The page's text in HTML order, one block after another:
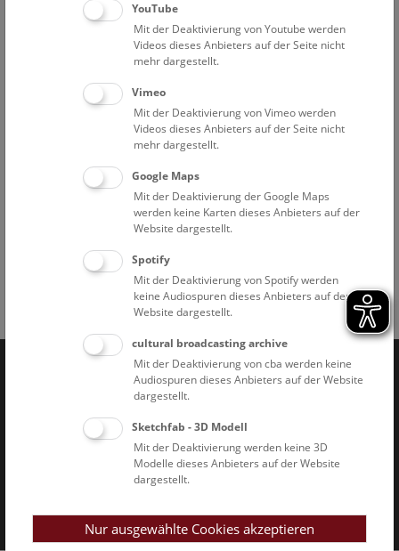
Mittwoch um 11, 13 und 15 Uhr
Donnerstag um 11, 13 und 15 Uhr
Freitag um 11, 13 und 15 Uhr
Samstag um 11, 14 und 15 Uhr
im Narrenturm (Spitalgasse 2, 1090 Wien)
Die Schausammlung kann selbstständig besichtigt werden.
Der Zugang ist barrierefrei.
Follow us on Facebook
Bluesky Google
Naturhistorisches Museum Wien © 2026
Impressum & AGB
Datenschutz
Barrierefreiheitserklärung
Cookies
YouTube
Mit der Deaktivierung von Youtube werden
Videos dieses Anbieters auf der Seite nicht
mehr dargestellt.
Vimeo
Mit der Deaktivierung von Vimeo werden
Videos dieses Anbieters auf der Seite nicht
mehr dargestellt.
Google Maps
Mit der Deaktivierung der Google Maps
werden keine Karten dieses Anbieters auf der
Website dargestellt.
Spotify
Mit der Deaktivierung von Spotify werden
keine Audiospuren dieses Anbieters auf der
Website dargestellt.
cultural broadcasting archive
Mit der Deaktivierung von cba werden keine
Audiospuren dieses Anbieters auf der Website
dargestellt.
Sketchfab - 3D Modell
Mit der Deaktivierung werden keine 3D
Modelle dieses Anbieters auf der Website
dargestellt.
Nur ausgewählte Cookies akzeptieren